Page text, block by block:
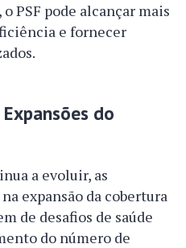
PSF pode alcançar mais
e fornecer
do
a evoluir, as
expansão da cobertura
de desafios de saúde
do número de